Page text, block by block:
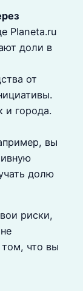
Planeta.ru
доли в
от
и города.
вы
долю
риски,
том, что вы